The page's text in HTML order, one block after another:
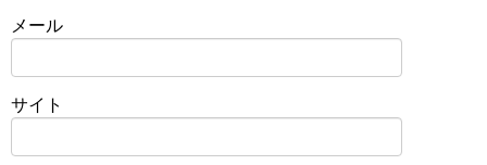
メール
サイト